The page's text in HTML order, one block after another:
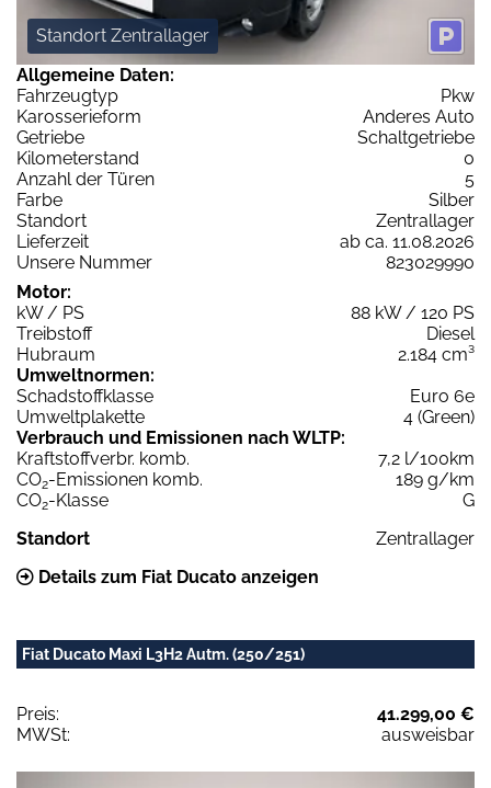
Standort Zentrallager
Allgemeine Daten:
Fahrzeugtyp
Pkw
Karosserieform
Anderes Auto
Getriebe
Schaltgetriebe
Kilometerstand
0
Anzahl der Türen
5
Farbe
Silber
Standort
Zentrallager
Lieferzeit
ab ca. 11.08.2026
Unsere Nummer
823029990
Motor:
kW / PS
88 kW / 120 PS
Treibstoff
Diesel
Hubraum
2.184 cm³
Umweltnormen:
Schadstoffklasse
Euro 6e
Umweltplakette
4 (Green)
Verbrauch und Emissionen nach WLTP:
Kraftstoffverbr. komb.
7,2 l/100km
CO2-Emissionen komb.
189 g/km
CO2-Klasse
G
Standort
Zentrallager
Details zum Fiat Ducato anzeigen
Fiat Ducato Maxi L3H2 Autm. (250/251)
Preis:
41.299,00 €
MWSt:
ausweisbar